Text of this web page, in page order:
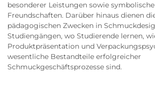
besonderer Leistungen sowie
Freundschaften. Darüber hinaus dienen
pädagogischen Zwecken in
Studiengängen, wo Studierende lernen,
Produktpräsentation und
wesentliche Bestandteile erfolgreicher
Schmuckgeschäftsprozesse sind.